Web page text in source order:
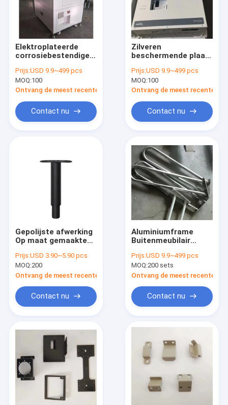
Thuis
Producten
Videos
Elektroplateerde
corrosiebestendige
metalen schelp
Prijs:USD 9.9~499 pcs
MOQ:100
Ontvang de meest recente Prijs
Contact nu
Zilveren
beschermende plaat
plaatmachine
Gepolijst oppervlak
Gesweisde
Prijs:USD 9.9~499 pcs
MOQ:100
Ontvang de meest recente
Contact nu
Gepolijste afwerking
Op maat gemaakte
Metalen buisbenen
Ronde
Prijs:USD 3.90~5.90 pcs
MOQ:200
Ontvang de meest recente Prijs
Contact nu
Aluminiumframe
Buitenmeubilair
meubelframe
Prijs:USD 9.9~499 pcs
MOQ:200 sets
Ontvang de meest recente
Contact nu